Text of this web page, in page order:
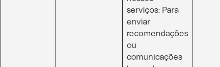
serviços: Para
enviar
recomendações
ou
comunicações